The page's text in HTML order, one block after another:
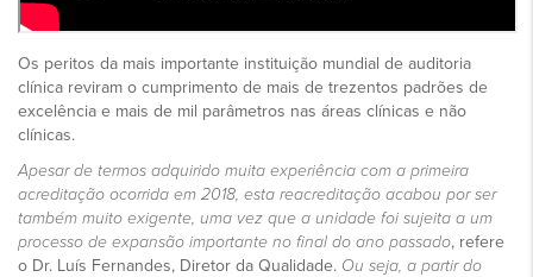
Os peritos da mais importante instituição mundial de auditoria
clínica reviram o cumprimento de mais de trezentos padrões de
excelência e mais de mil parâmetros nas áreas clínicas e não
clínicas.
Apesar de termos adquirido muita experiência com a primeira
acreditação ocorrida em 2018, esta reacreditação acabou por ser
também muito exigente, uma vez que a unidade foi sujeita a um
processo de expansão importante no final do ano passado, refere
o Dr. Luís Fernandes, Diretor da Qualidade. Ou seja, a partir do